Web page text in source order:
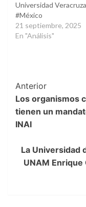
Universidad
#México
21 septiembre, 2025
En "Análisis"
Post
Anterior
Los organismos
tienen un
INAI
La Universidad
UNAM